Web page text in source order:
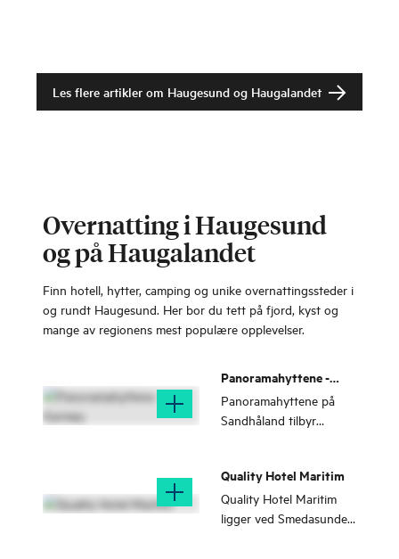
Les flere artikler om Haugesund og Haugalandet
Overnatting i Haugesund
og på Haugalandet
Finn hotell, hytter, camping og unike overnattingssteder i
og rundt Haugesund. Her bor du tett på fjord, kyst og
mange av regionens mest populære opplevelser.
Panoramahyttene -
Karmøy
Panoramahyttene på
Sandhåland tilbyr
himmel, hav, vær og
vind. Sengekapasitet for
fire voksne, pluss en
Quality Hotel Maritim
Quality Hotel Maritim
ligger ved Smedasundet